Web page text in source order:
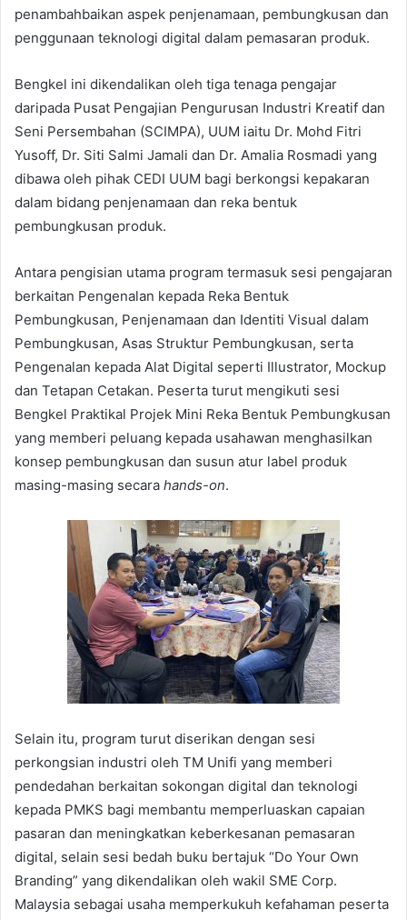
penambahbaikan aspek penjenamaan, pembungkusan dan
penggunaan teknologi digital dalam pemasaran produk.
Bengkel ini dikendalikan oleh tiga tenaga pengajar
daripada Pusat Pengajian Pengurusan Industri Kreatif dan
Seni Persembahan (SCIMPA), UUM iaitu Dr. Mohd Fitri
Yusoff, Dr. Siti Salmi Jamali dan Dr. Amalia Rosmadi yang
dibawa oleh pihak CEDI UUM bagi berkongsi kepakaran
dalam bidang penjenamaan dan reka bentuk
pembungkusan produk.
Antara pengisian utama program termasuk sesi pengajaran
berkaitan Pengenalan kepada Reka Bentuk
Pembungkusan, Penjenamaan dan Identiti Visual dalam
Pembungkusan, Asas Struktur Pembungkusan, serta
Pengenalan kepada Alat Digital seperti Illustrator, Mockup
dan Tetapan Cetakan. Peserta turut mengikuti sesi
Bengkel Praktikal Projek Mini Reka Bentuk Pembungkusan
yang memberi peluang kepada usahawan menghasilkan
konsep pembungkusan dan susun atur label produk
masing-masing secara hands-on.
Selain itu, program turut diserikan dengan sesi
perkongsian industri oleh TM Unifi yang memberi
pendedahan berkaitan sokongan digital dan teknologi
kepada PMKS bagi membantu memperluaskan capaian
pasaran dan meningkatkan keberkesanan pemasaran
digital, selain sesi bedah buku bertajuk “Do Your Own
Branding” yang dikendalikan oleh wakil SME Corp.
Malaysia sebagai usaha memperkukuh kefahaman peserta